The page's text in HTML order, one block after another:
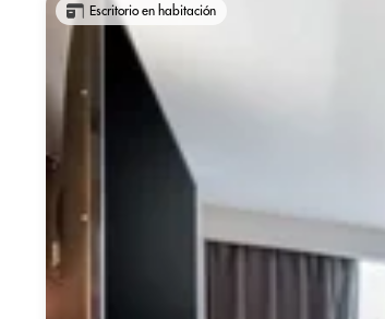
Escritorio en habitación